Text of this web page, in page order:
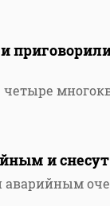
и
аварийным